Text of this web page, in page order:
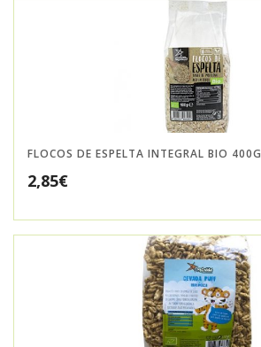
FLOCOS DE ESPELTA INTEGRAL BIO 400G
2,85€